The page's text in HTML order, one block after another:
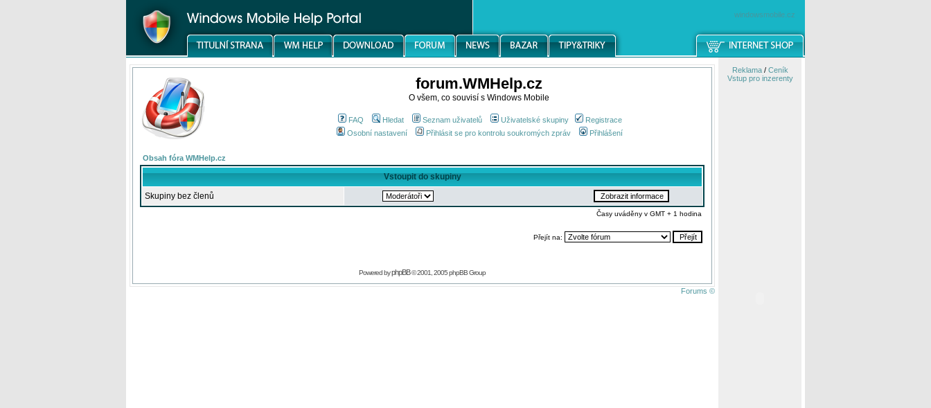
windowsmobile.cz
forum.WMHelp.cz
O všem, co souvisí s Windows Mobile
FAQ Hledat Seznam uživatelů Uživatelské skupiny
Registrace
Osobní nastavení
Přihlásit se pro kontrolu soukromých zpráv Přihlášení
Obsah fóra WMHelp.cz
Vstoupit do skupiny
Skupiny bez členů
Časy uváděny v GMT + 1 hodina
Přejít na:
Powered byphpBB© 2001, 2005 phpBB Group
Forums ©
Reklama/ Ceník
Vstup pro inzerenty